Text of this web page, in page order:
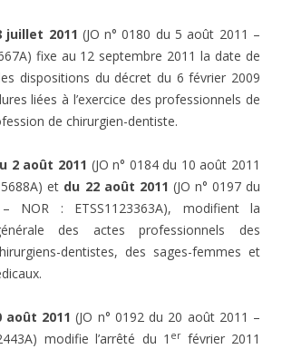
juillet 2011 (JO n° 0180 du 5 août 2011 –
fixe au 12 septembre 2011 la date de
dispositions du décret du 6 février 2009
liées à l’exercice des professionnels de
de chirurgien-dentiste.
2 août 2011 (JO n° 0184 du 10 août 2011
et du 22 août 2011 (JO n° 0197 du
NOR : ETSS1123363A), modifient la
des actes professionnels des
dentistes, des sages-femmes et
août 2011 (JO n° 0192 du 20 août 2011 –
modifie l’arrêté du 1 erfévrier 2011